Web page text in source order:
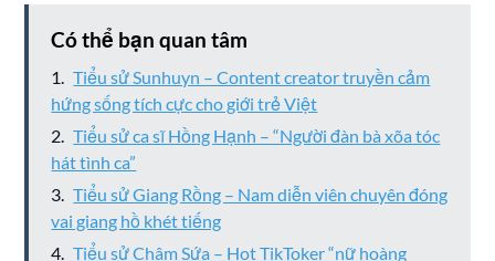
Có thể bạn quan tâm
Tiểu sử Sunhuyn – Content creator truyền cảm
hứng sống tích cực cho giới trẻ Việt
Tiểu sử ca sĩ Hồng Hạnh – “Người đàn bà xõa tóc
hát tình ca”
Tiểu sử Giang Rồng – Nam diễn viên chuyên đóng
vai giang hồ khét tiếng
Tiểu sử Châm Sứa – Hot TikToker “nữ hoàng